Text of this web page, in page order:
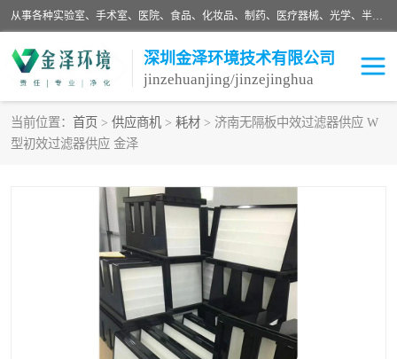
从事各种实验室、手术室、医院、食品、化妆品、制药、医疗器械、光学、半导体、精密电子等无尘车间行业的洁净车间装修设计、净化设备、恒温恒湿空调的设计制作与安装、净化系统工程项目施工及其技术支持服务。
深圳金泽环境技术有限公司
jinzehuanjing/jinzejinghua
当前位置： 首页 > 供应商机 > 耗材 > 济南无隔板中效过滤器供应 W
型初效过滤器供应 金泽
耗材
GMP车间净化
医药车间净化 生命工程
食品饮料